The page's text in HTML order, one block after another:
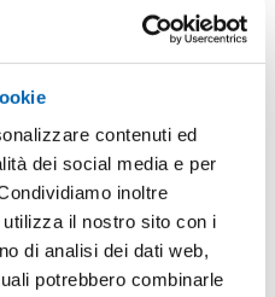
contenuti ed
dei social media e per
inoltre
il nostro sito con i
di analisi dei dati web,
potrebbero combinarle